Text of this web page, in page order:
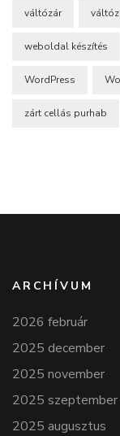
váltózár
weboldal készítés
WordPress
zárt cellás purhab
ARCHÍVUM
2026 február
2025 december
2025 november
2025 szeptember
2025 augusztus